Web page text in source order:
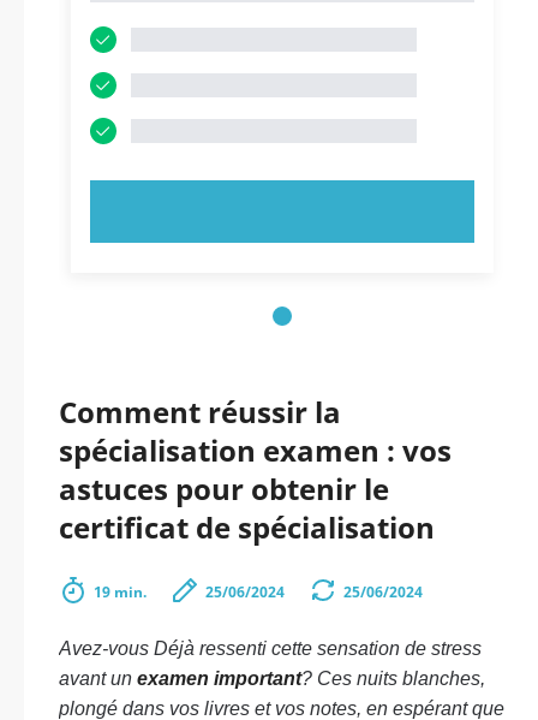
Comment réussir la
spécialisation examen : vos
astuces pour obtenir le
certificat de spécialisation
19 min. 25/06/2024 25/06/2024
Avez-vous Déjà ressenti cette sensation de stress
avant un examen important? Ces nuits blanches,
plongé dans vos livres et vos notes, en espérant que